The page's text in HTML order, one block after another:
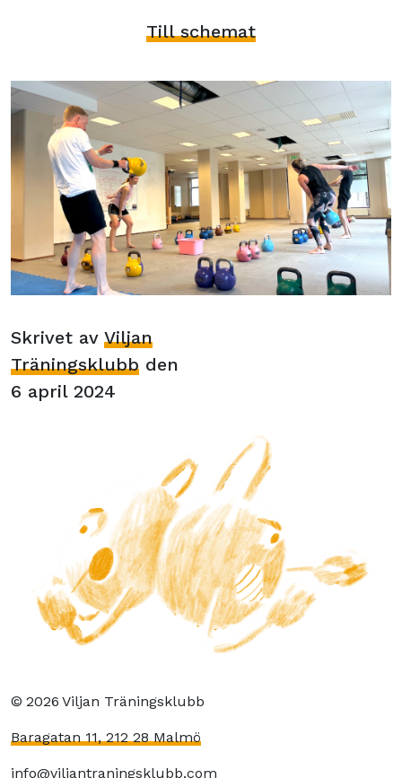
Skrivet av Viljan
Träningsklubb den
6 april 2024
Till schemat
© 2026 Viljan Träningsklubb
Baragatan 11, 212 28 Malmö
info@viljantraningsklubb.com